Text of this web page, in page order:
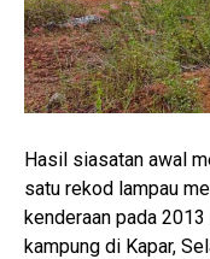
Hasil siasatan awal
satu rekod lampau
kenderaan pada
kampung di Kapar,